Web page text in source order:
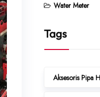
Water Meter
Tags
Aksesoris Pipa